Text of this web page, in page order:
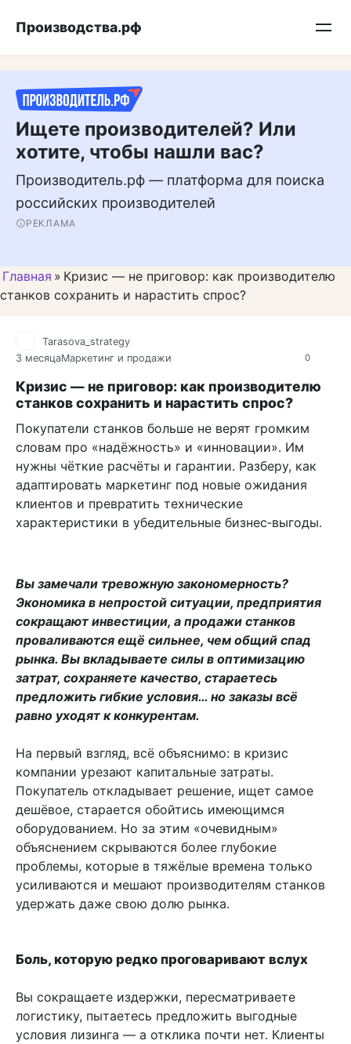
Подписывайтесь на нас в MAX
Производства.рф
Ищете производителей? Или
хотите, чтобы нашли вас?
Производитель.рф — платформа для поиска
российских производителей
РЕКЛАМА
Главная » Кризис — не приговор: как производителю
станков сохранить и нарастить спрос?
0
Tarasova_strategy
3 месяцаМаркетинг и продажи
Кризис — не приговор: как производителю
станков сохранить и нарастить спрос?
Покупатели станков больше не верят громким
словам про «надёжность» и «инновации». Им
нужны чёткие расчёты и гарантии. Разберу, как
адаптировать маркетинг под новые ожидания
клиентов и превратить технические
характеристики в убедительные бизнес‑выгоды.
Вы замечали тревожную закономерность?
Экономика в непростой ситуации, предприятия
сокращают инвестиции, а продажи станков
проваливаются ещё сильнее, чем общий спад
рынка. Вы вкладываете силы в оптимизацию
затрат, сохраняете качество, стараетесь
предложить гибкие условия… но заказы всё
равно уходят к конкурентам.
На первый взгляд, всё объяснимо: в кризис
компании урезают капитальные затраты.
Покупатель откладывает решение, ищет самое
дешёвое, старается обойтись имеющимся
оборудованием. Но за этим «очевидным»
объяснением скрываются более глубокие
проблемы, которые в тяжёлые времена только
усиливаются и мешают производителям станков
удержать даже свою долю рынка.
Боль, которую редко проговаривают вслух
Вы сокращаете издержки, пересматриваете
логистику, пытаетесь предложить выгодные
условия лизинга — а отклика почти нет. Клиенты